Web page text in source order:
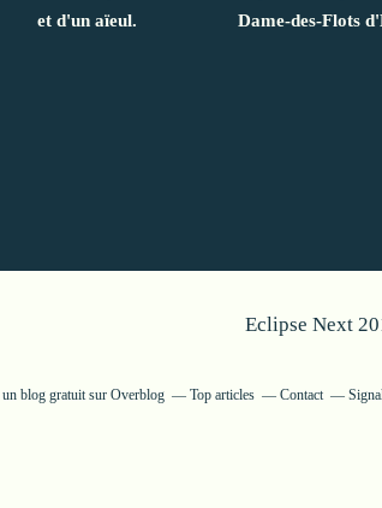
et d'un aïeul.
Dame-des-Flots
Eclipse Next
un blog gratuit sur Overblog Top articles Contact